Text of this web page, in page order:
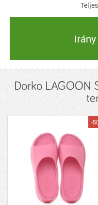
Dorko LAGOON
-